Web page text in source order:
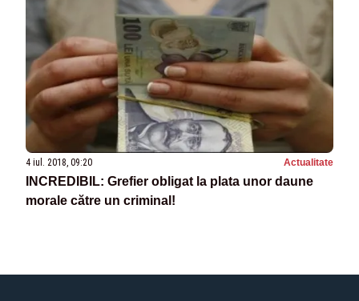
4 iul. 2018, 09:20 Actualitate
INCREDIBIL: Grefier obligat la plata unor daune
morale către un criminal!